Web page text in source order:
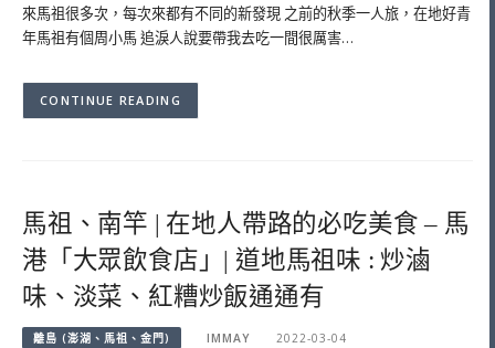
來馬祖很多次，每次來都有不同的新發現 之前的秋季一人旅，在地好青
年馬祖有個周小馬 追淚人說要帶我去吃一間很厲害…
CONTINUE READING
馬祖、南竿 | 在地人帶路的必吃美食 – 馬
港「大眾飲食店」| 道地馬祖味 : 炒滷
味、淡菜、紅糟炒飯通通有
離島 (澎湖、馬祖、金門) IMMAY 2022-03-04